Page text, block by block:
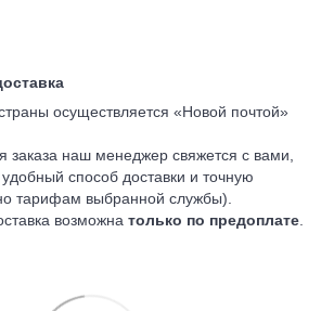
осуществляется «Новой почтой»
наш менеджер свяжется с вами,
способ доставки и точную
тарифам выбранной службы).
возможна только по предоплате.